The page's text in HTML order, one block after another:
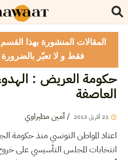
المقالات المنشورة بهذا
فقط و لا تعبّر
حكومة العريض :
العاصفة
21 أفريل 2013
/أمين مطيراوي
اعتاد المواطن التونسي منذ حكومة
انتخابات المجلس التأسيسي على